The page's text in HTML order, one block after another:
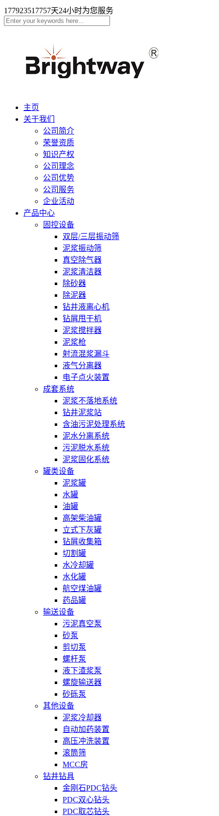
177923517757天24小时为您服务
主页
关于我们
公司简介
荣誉资质
知识产权
公司理念
公司优势
公司服务
企业活动
产品中心
固控设备
双层/三层振动筛
泥浆振动筛
真空除气器
泥浆清洁器
除砂器
除泥器
钻井液离心机
钻屑甩干机
泥浆搅拌器
泥浆枪
射流混浆漏斗
液气分离器
电子点火装置
成套系统
泥浆不落地系统
钻井泥浆站
含油污泥处理系统
泥水分离系统
污泥脱水系统
泥浆固化系统
罐类设备
泥浆罐
水罐
油罐
高架柴油罐
立式下灰罐
钻屑收集箱
切割罐
水冷却罐
水化罐
航空煤油罐
药品罐
输送设备
污泥真空泵
砂泵
剪切泵
螺杆泵
液下渣浆泵
螺旋输送器
砂砾泵
其他设备
泥浆冷却器
自动加药装置
高压冲洗装置
滚筒筛
MCC房
钻井钻具
金刚石PDC钻头
PDC双心钻头
PDC取芯钻头